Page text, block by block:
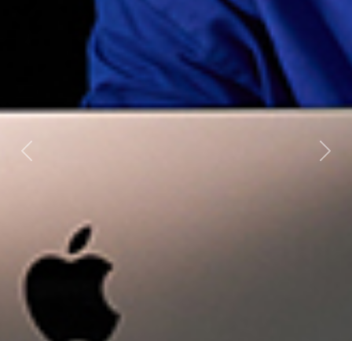
Previous Next